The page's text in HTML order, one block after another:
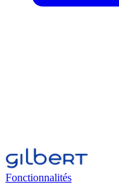
Fonctionnalités